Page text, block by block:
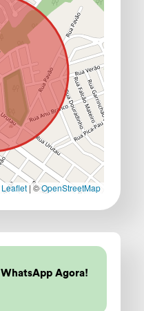
Leaflet |©OpenStreetMap
Agora!